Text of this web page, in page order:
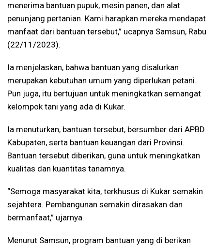
menerima bantuan pupuk, mesin panen, dan alat
penunjang pertanian. Kami harapkan mereka mendapat
manfaat dari bantuan tersebut,” ucapnya Samsun, Rabu
(22/11/2023).
Ia menjelaskan, bahwa bantuan yang disalurkan
merupakan kebutuhan umum yang diperlukan petani.
Pun juga, itu bertujuan untuk meningkatkan semangat
kelompok tani yang ada di Kukar.
Ia menuturkan, bantuan tersebut, bersumber dari APBD
Kabupaten, serta bantuan keuangan dari Provinsi.
Bantuan tersebut diberikan, guna untuk meningkatkan
kualitas dan kuantitas tanamnya.
“Semoga masyarakat kita, terkhusus di Kukar semakin
sejahtera. Pembangunan semakin dirasakan dan
bermanfaat,” ujarnya.
Menurut Samsun, program bantuan yang di berikan